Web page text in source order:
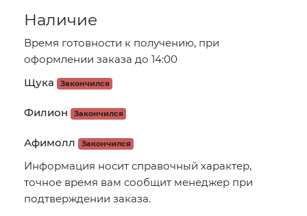
Наличие
Время готовности к получению, при
оформлении заказа до 14:00
Щука
Закончился
Филион Закончился
Афимолл Закончился
Информация носит справочный характер,
точное время вам сообщит менеджер при
подтверждении заказа.